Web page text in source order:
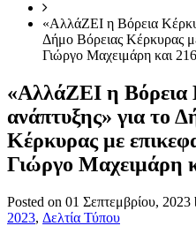
«ΑλλάΖΕΙ η Βόρεια
Δήμο Βόρειας Κέρκυρας
Γιώργο Μαχειμάρη και
«ΑλλάΖΕΙ η
ανάπτυξης» για το
Κέρκυρας με
Γιώργο Μαχειμάρη
Posted on 01 Σεπτεμβρίου, 2023
2023, Δελτία Τύπου